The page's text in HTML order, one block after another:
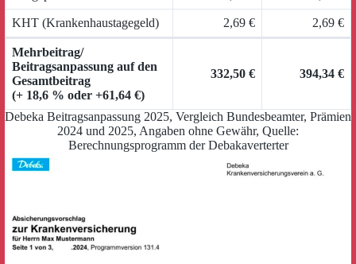
KHT (Krankenhaustagegeld) 2,69 € 2,69 €
Mehrbeitrag/
Beitragsanpassung auf den
Gesamtbeitrag
(+ 18,6 % oder +61,64 €)
332,50 € 394,34 €
Debeka Beitragsanpassung 2025, Vergleich Bundesbeamter, Prämien
2024 und 2025, Angaben ohne Gewähr, Quelle:
Berechnungsprogramm der Debakaverterter